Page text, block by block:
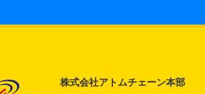
株式会社アトムチェーン本部